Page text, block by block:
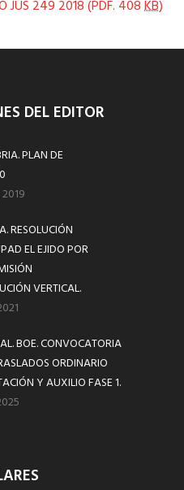
JUS 249 2018 (PDF. 408KB)
DEL EDITOR
PLAN DE
RESOLUCIÓN
EL EJIDO POR
VERTICAL.
BOE. CONVOCATORIA
ORDINARIO
Y AUXILIO FASE 1.